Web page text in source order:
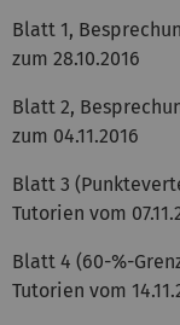
Blatt 1,
zum 28.10.2016
Blatt 2,
zum 04.11.2016
Blatt 3
Tutorien vom
Blatt 4 (60-%-
Tutorien vom